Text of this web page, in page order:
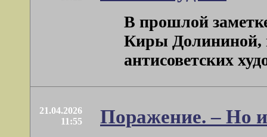
В прошлой
Киры Долининой,
антисоветских
21.04.2026
11:55
Поражение. – Но